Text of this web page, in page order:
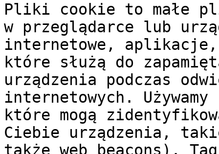
Pliki cookie to małe
w przeglądarce lub
internetowe,
które służą do
urządzenia podczas
internetowych.
które mogą
Ciebie urządzenia,
także web beacons).